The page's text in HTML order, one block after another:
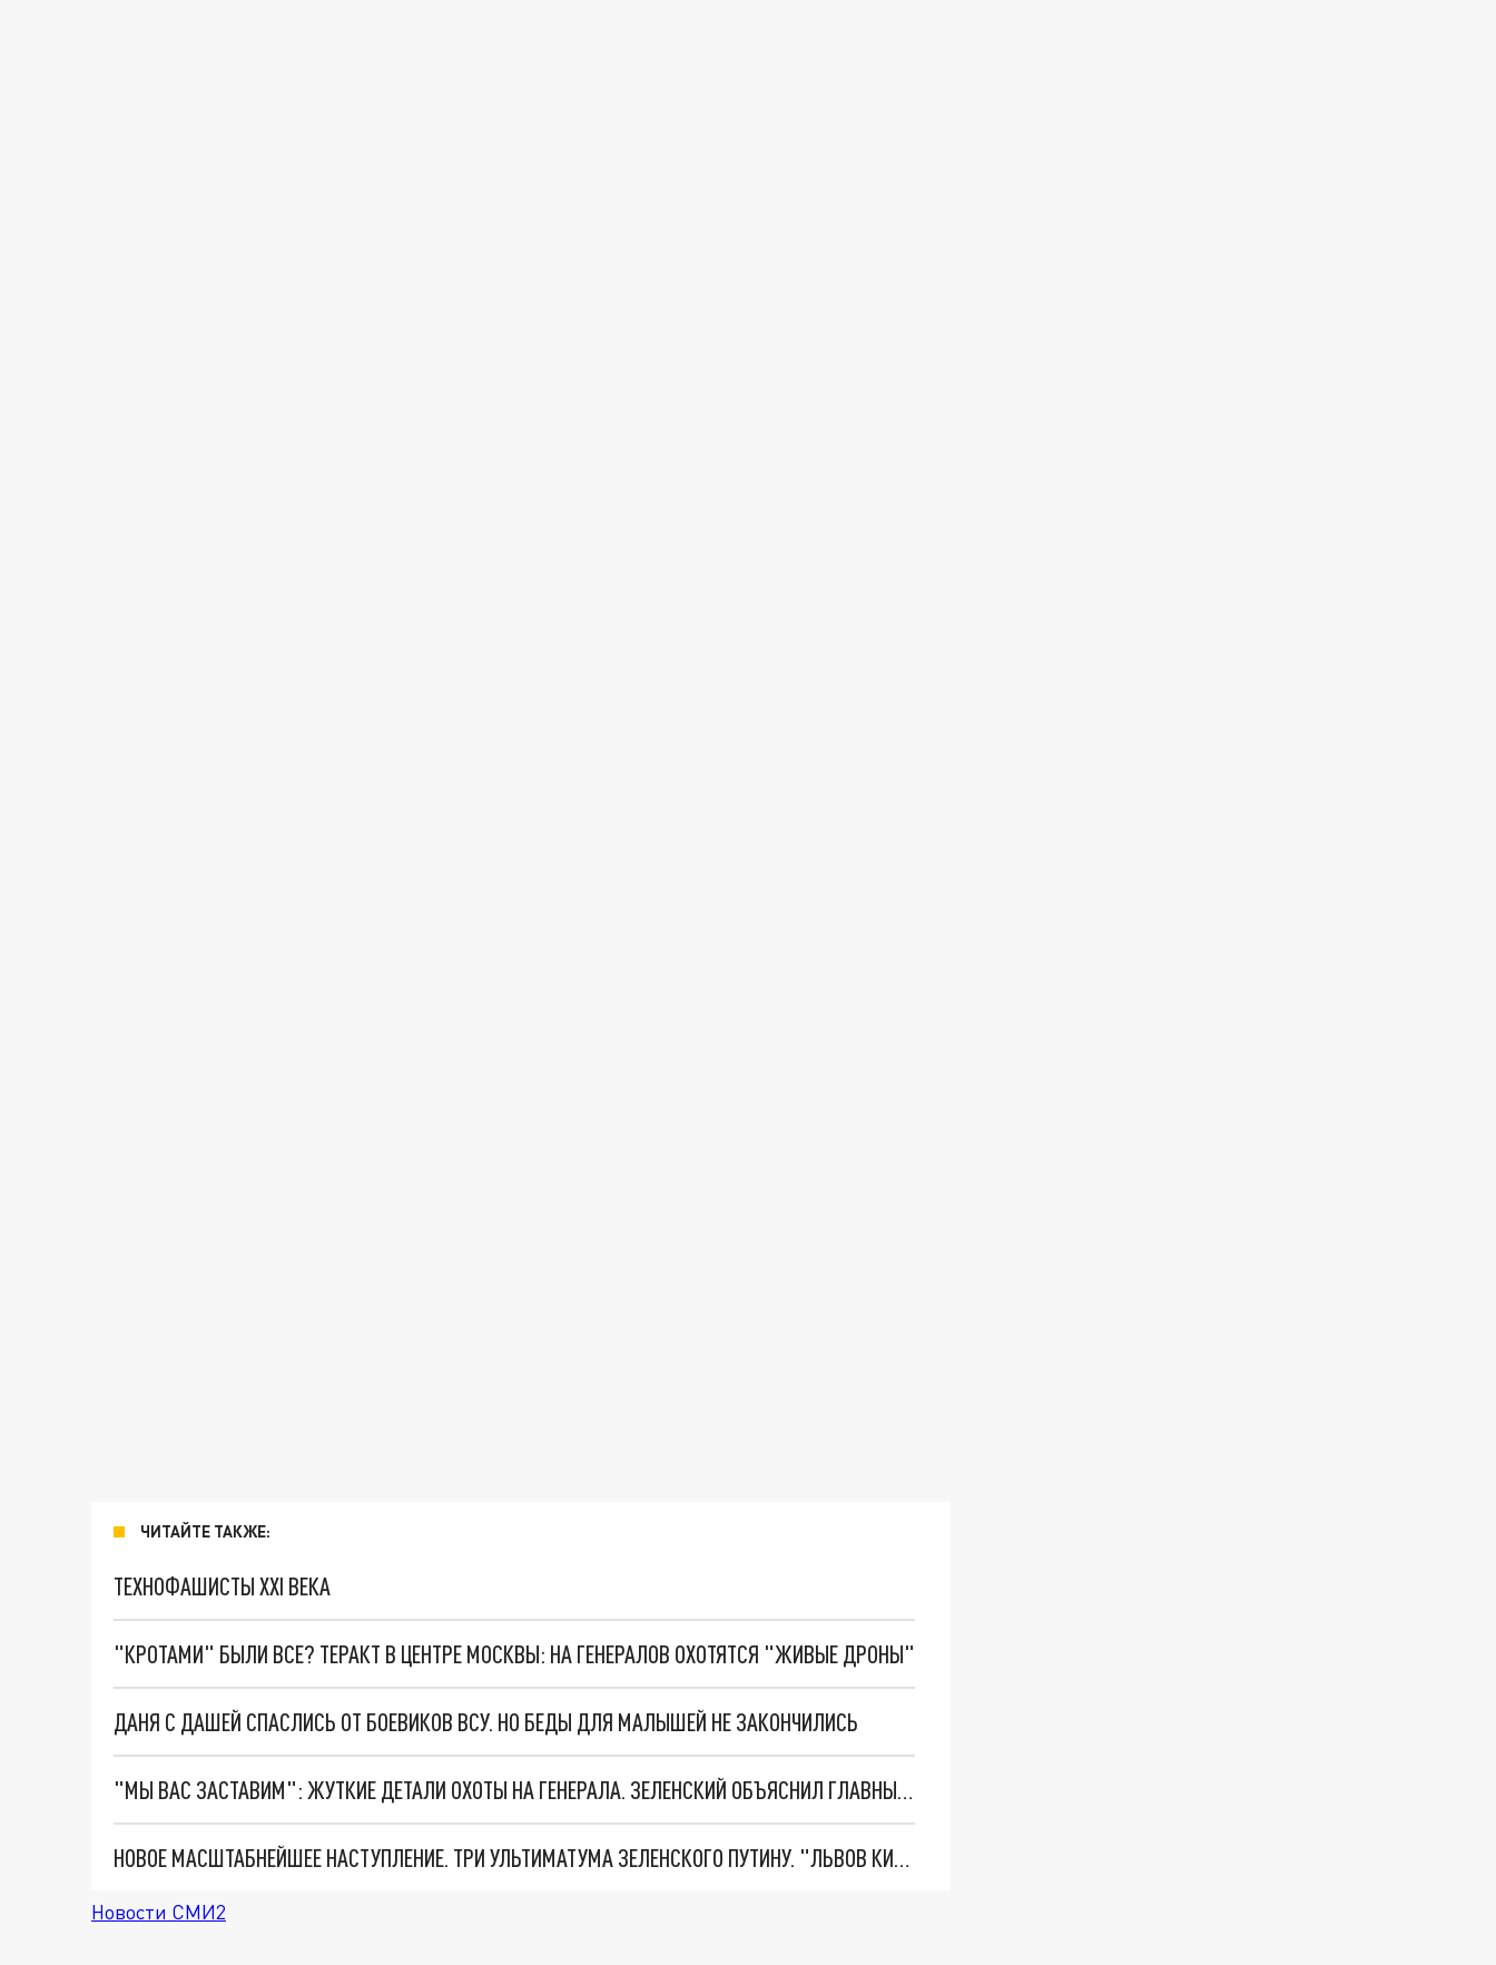
ЧИТАЙТЕ ТАКЖЕ:
ТЕХНОФАШИСТЫ XXI ВЕКА
"КРОТАМИ" БЫЛИ ВСЕ? ТЕРАКТ В ЦЕНТРЕ МОСКВЫ: НА ГЕНЕРАЛОВ ОХОТЯТСЯ "ЖИВЫЕ ДРОНЫ"
ДАНЯ С ДАШЕЙ СПАСЛИСЬ ОТ БОЕВИКОВ ВСУ. НО БЕДЫ ДЛЯ МАЛЫШЕЙ НЕ ЗАКОНЧИЛИСЬ
"МЫ ВАС ЗАСТАВИМ": ЖУТКИЕ ДЕТАЛИ ОХОТЫ НА ГЕНЕРАЛА. ЗЕЛЕНСКИЙ ОБЪЯСНИЛ ГЛАВНЫЙ СМЫСЛ ТЕРАКТА В ЦЕНТРЕ МОСКВЫ
НОВОЕ МАСШТАБНЕЙШЕЕ НАСТУПЛЕНИЕ. ТРИ УЛЬТИМАТУМА ЗЕЛЕНСКОГО ПУТИНУ. "ЛЬВОВ КИМА" ПОСТАВЯТ НА ПВО? ГЛОБАЛЬНЫЙ ПРОРЫВ ПОД ЗАПОРОЖЬЕМ
Новости СМИ2